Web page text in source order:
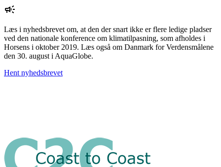
Læs i nyhedsbrevet om, at den der snart ikke er flere ledige pladser
ved den nationale konference om klimatilpasning, som afholdes i
Horsens i oktober 2019. Læs også om Danmark for Verdensmålene
den 30. august i AquaGlobe.
Hent nyhedsbrevet